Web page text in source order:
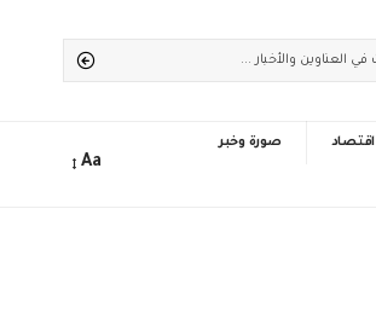
اقتصاد صورة وخبر
Aa